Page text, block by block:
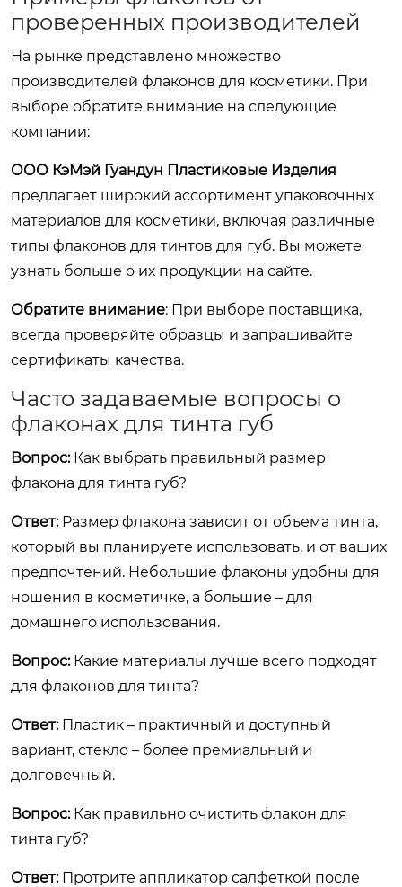
проверенных производителей
На рынке представлено множество
производителей флаконов для косметики. При
выборе обратите внимание на следующие
компании:
ООО КэМэй Гуандун Пластиковые Изделия
предлагает широкий ассортимент упаковочных
материалов для косметики, включая различные
типы флаконов для тинтов для губ. Вы можете
узнать больше о их продукции на сайте.
Обратите внимание: При выборе поставщика,
всегда проверяйте образцы и запрашивайте
сертификаты качества.
Часто задаваемые вопросы о
флаконах для тинта губ
Вопрос:Как выбрать правильный размер
флакона для тинта губ?
Ответ:Размер флакона зависит от объема тинта,
который вы планируете использовать, и от ваших
предпочтений. Небольшие флаконы удобны для
ношения в косметичке, а большие – для
домашнего использования.
Вопрос:Какие материалы лучше всего подходят
для флаконов для тинта?
Ответ:Пластик – практичный и доступный
вариант, стекло – более премиальный и
долговечный.
Вопрос:Как правильно очистить флакон для
тинта губ?
Ответ:Протрите аппликатор салфеткой после